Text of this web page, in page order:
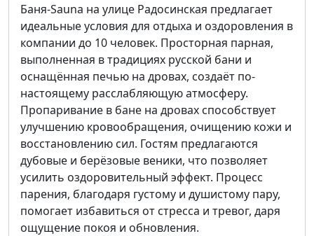
Баня-Sauna на улице Радосинская предлагает
идеальные условия для отдыха и оздоровления в
компании до 10 человек. Просторная парная,
выполненная в традициях русской бани и
оснащённая печью на дровах, создаёт по-
настоящему расслабляющую атмосферу.
Пропаривание в бане на дровах способствует
улучшению кровообращения, очищению кожи и
восстановлению сил. Гостям предлагаются
дубовые и берёзовые веники, что позволяет
усилить оздоровительный эффект. Процесс
парения, благодаря густому и душистому пару,
помогает избавиться от стресса и тревог, даря
ощущение покоя и обновления.